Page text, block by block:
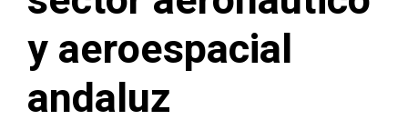
y aeroespacial
andaluz